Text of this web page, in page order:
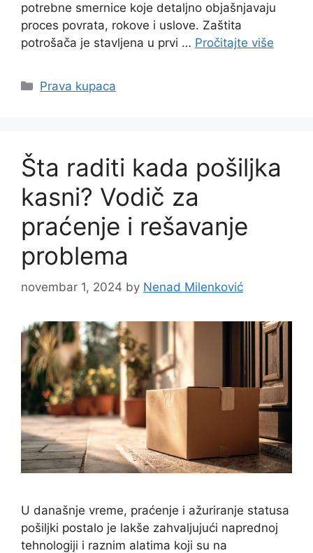
potrebne smernice koje detaljno objašnjavaju
proces povrata, rokove i uslove. Zaštita
potrošača je stavljena u prvi … Pročitajte više
Categories
Prava kupaca
Šta raditi kada pošiljka
kasni? Vodič za
praćenje i rešavanje
problema
novembar 1, 2024 by Nenad Milenković
U današnje vreme, praćenje i ažuriranje statusa
pošiljki postalo je lakše zahvaljujući naprednoj
tehnologiji i raznim alatima koji su na